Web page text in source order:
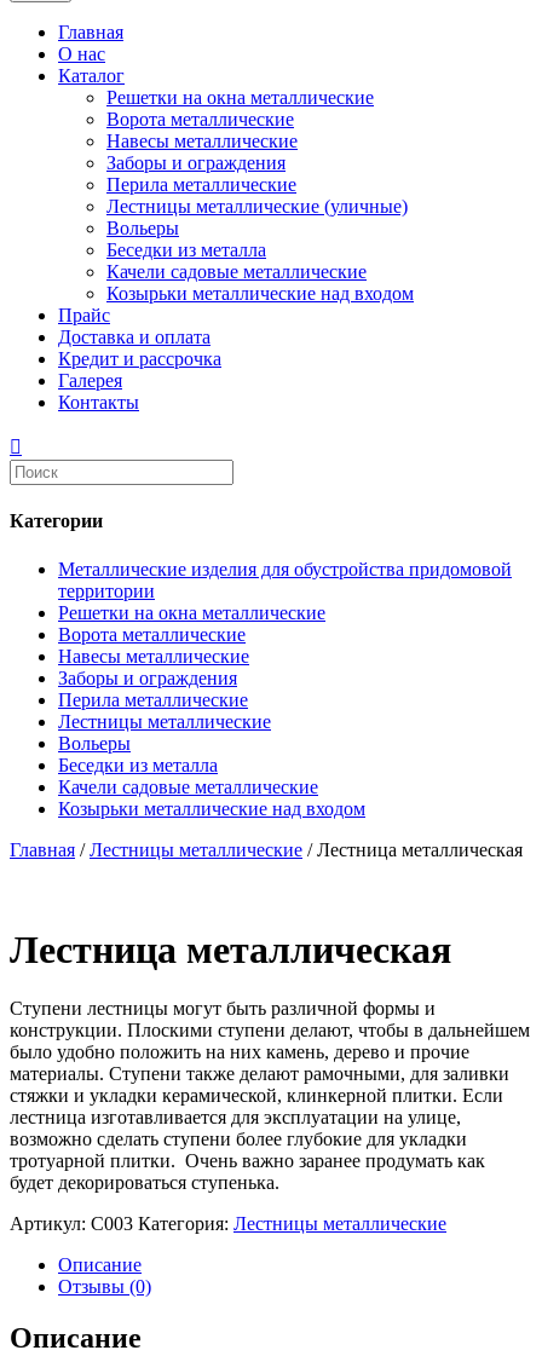
Главная
О нас
Каталог
Решетки на окна металлические
Ворота металлические
Навесы металлические
Заборы и ограждения
Перила металлические
Лестницы металлические (уличные)
Вольеры
Беседки из металла
Качели садовые металлические
Козырьки металлические над входом
Прайс
Доставка и оплата
Кредит и рассрочка
Галерея
Контакты
Категории
Металлические изделия для обустройства придомовой
территории
Решетки на окна металлические
Ворота металлические
Навесы металлические
Заборы и ограждения
Перила металлические
Лестницы металлические
Вольеры
Беседки из металла
Качели садовые металлические
Козырьки металлические над входом
Главная /Лестницы металлические / Лестница металлическая
Лестница металлическая
Ступени лестницы могут быть различной формы и
конструкции. Плоскими ступени делают, чтобы в дальнейшем
было удобно положить на них камень, дерево и прочие
материалы. Ступени также делают рамочными, для заливки
стяжки и укладки керамической, клинкерной плитки. Если
лестница изготавливается для эксплуатации на улице,
возможно сделать ступени более глубокие для укладки
тротуарной плитки. Очень важно заранее продумать как
будет декорироваться ступенька.
Артикул: С003 Категория: Лестницы металлические
Описание
Отзывы (0)
Описание